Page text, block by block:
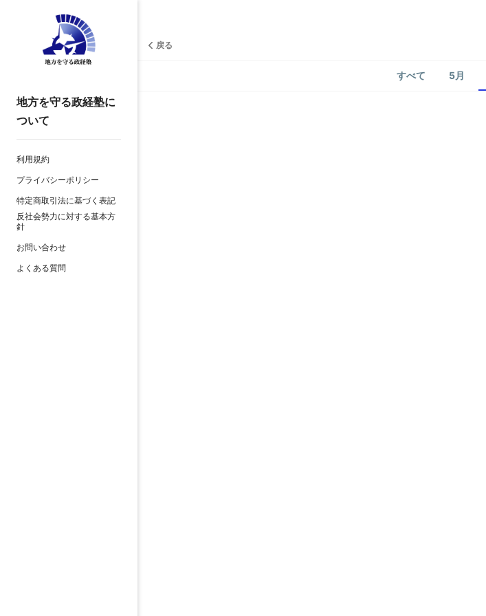
地方を守る政経塾に
ついて
利用規約
プライバシーポリシー
特定商取引法に基づく表記
反社会勢力に対する基本方
針
お問い合わせ
よくある質問
戻る
すべて 5月